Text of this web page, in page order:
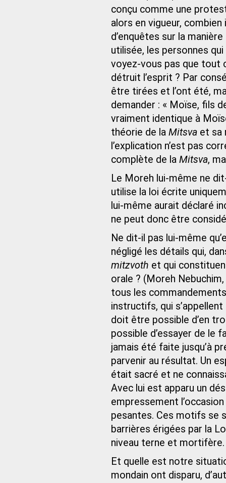
conçu comme une
alors en vigueur,
d’enquêtes sur la
utilisée, les personnes
voyez-vous pas que tout
détruit l’esprit ? Par
être tirées et l’ont été,
demander : « Moïse, fils
vraiment identique à
théorie de la Mitsva et sa
l’explication n’est pas
complète de la Mitsva,
Le Moreh lui-même ne
utilise la loi écrite
lui-même aurait déclaré
ne peut donc être
Ne dit-il pas lui-même
négligé les détails qui,
mitzvoth et qui
orale ? (Moreh
tous les
instructifs, qui
doit être possible d’en
possible d’essayer de le
jamais été faite jusqu’à
parvenir au résultat. Un
était sacré et ne
Avec lui est apparu un
empressement
pesantes. Ces motifs se
barrières érigées par la
niveau terne et mortifère.
Et quelle est notre
mondain ont disparu,